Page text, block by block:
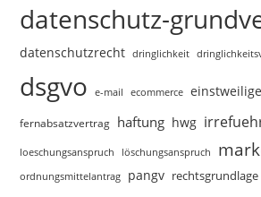
datenschutz-
datenschutzrecht dringlichkeit
dsgvo e-mail ecommerce
fernabsatzvertrag haftung hwg
loeschungsanspruch löschungsanspruch
ordnungsmittelantrag pangv rechtsgrundlage